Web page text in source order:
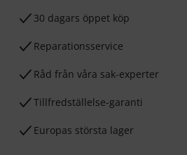
30 dagars öppet köp
Reparationsservice
Råd från våra sak-experter
Tillfredställelse-garanti
Europas största lager